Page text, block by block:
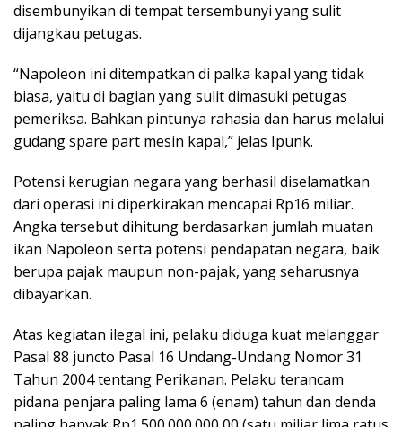
disembunyikan di tempat tersembunyi yang sulit
dijangkau petugas.
“Napoleon ini ditempatkan di palka kapal yang tidak
biasa, yaitu di bagian yang sulit dimasuki petugas
pemeriksa. Bahkan pintunya rahasia dan harus melalui
gudang spare part mesin kapal,” jelas Ipunk.
Potensi kerugian negara yang berhasil diselamatkan
dari operasi ini diperkirakan mencapai Rp16 miliar.
Angka tersebut dihitung berdasarkan jumlah muatan
ikan Napoleon serta potensi pendapatan negara, baik
berupa pajak maupun non-pajak, yang seharusnya
dibayarkan.
Atas kegiatan ilegal ini, pelaku diduga kuat melanggar
Pasal 88 juncto Pasal 16 Undang-Undang Nomor 31
Tahun 2004 tentang Perikanan. Pelaku terancam
pidana penjara paling lama 6 (enam) tahun dan denda